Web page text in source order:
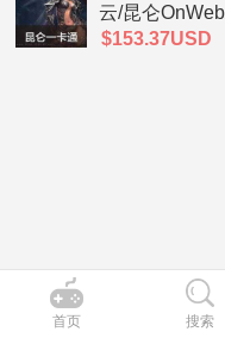
云/昆仑
$153.37USD
首页 搜索